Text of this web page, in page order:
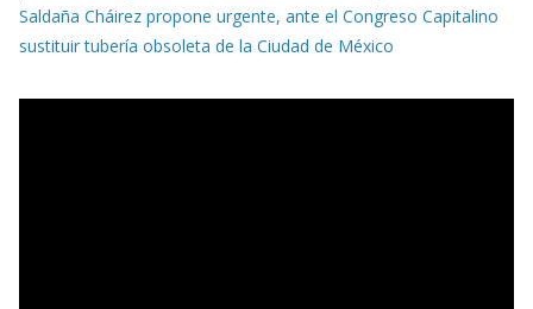
Saldaña Cháirez propone urgente, ante el Congreso Capitalino
sustituir tubería obsoleta de la Ciudad de México